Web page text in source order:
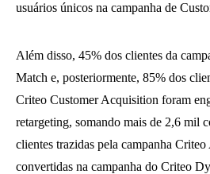
usuários únicos na campanha de
Além disso, 45% dos clientes da
Match e, posteriormente, 85% dos
Criteo Customer Acquisition foram
retargeting, somando mais de 2,6 mil
clientes trazidas pela campanha
convertidas na campanha do Criteo